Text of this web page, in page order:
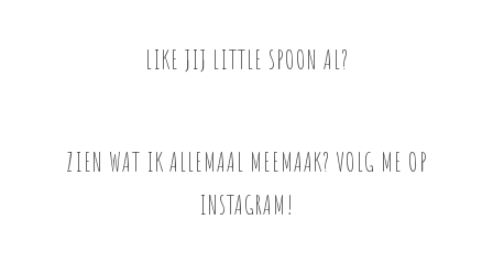
LIKE JIJ LITTLE SPOON AL?
ZIEN WAT IK ALLEMAAL MEEMAAK? VOLG ME OP
INSTAGRAM!